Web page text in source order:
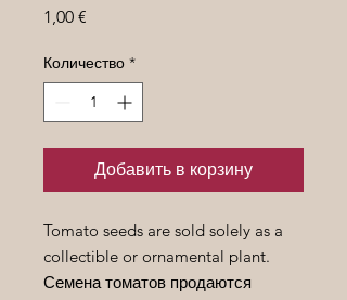
1,00 €
Количество *
Добавить в корзину
Tomato seeds are sold solely as a
collectible or ornamental plant.
Семена томатов продаются